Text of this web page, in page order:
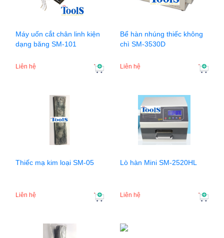
Máy uốn cắt chân linh kiện
dạng băng SM-101
Liên hệ
Bể hàn nhúng thiếc không
chì SM-3530D
Liên hệ
Thiếc mạ kim loại SM-05
Liên hệ
Lò hàn Mini SM-2520HL
Liên hệ